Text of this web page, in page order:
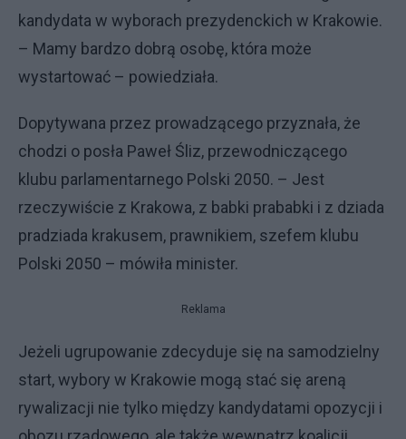
kandydata w wyborach prezydenckich w Krakowie.
– Mamy bardzo dobrą osobę, która może
wystartować – powiedziała.
Dopytywana przez prowadzącego przyznała, że
chodzi o posła Paweł Śliz, przewodniczącego
klubu parlamentarnego Polski 2050. – Jest
rzeczywiście z Krakowa, z babki prababki i z dziada
pradziada krakusem, prawnikiem, szefem klubu
Polski 2050 – mówiła minister.
Reklama
Jeżeli ugrupowanie zdecyduje się na samodzielny
start, wybory w Krakowie mogą stać się areną
rywalizacji nie tylko między kandydatami opozycji i